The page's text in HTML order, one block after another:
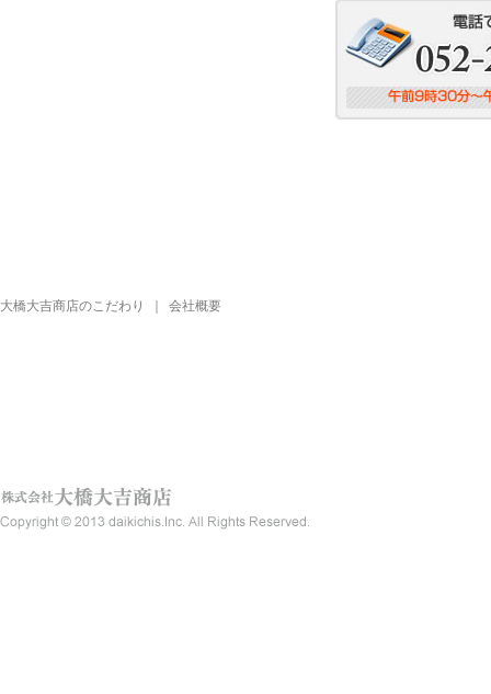
大橋大吉商店のこだわり 会社概要